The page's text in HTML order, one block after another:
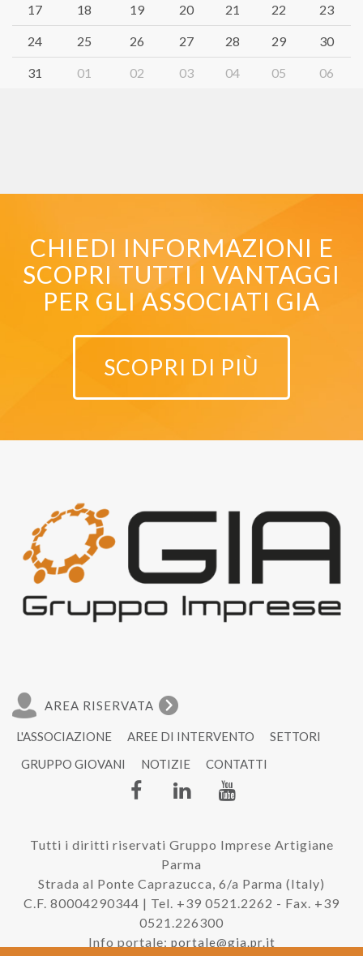
17 18 19 20 21 22 23
24 25 26 27 28 29 30
31 01 02 03 04 05 06
CHIEDI INFORMAZIONI E
SCOPRI TUTTI I VANTAGGI
PER GLI ASSOCIATI GIA
SCOPRI DI PIÙ
AREA RISERVATA
L'ASSOCIAZIONE AREE DI INTERVENTO
SETTORI
GRUPPO GIOVANI
NOTIZIE CONTATTI
Tutti i diritti riservati Gruppo Imprese Artigiane
Parma
Strada al Ponte Caprazucca, 6/a Parma (Italy)
C.F. 80004290344 | Tel. +39 0521.2262 - Fax. +39
0521.226300
Info portale: portale@gia.pr.it